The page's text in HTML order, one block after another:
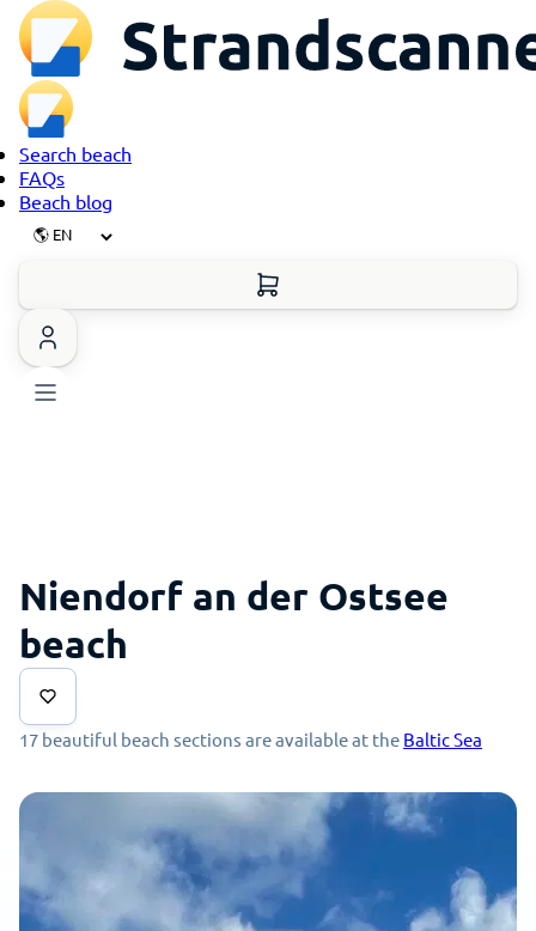
Search beach
FAQs
Beach blog
Niendorf an der Ostsee
beach
17 beautiful beach sections are available at the Baltic Sea